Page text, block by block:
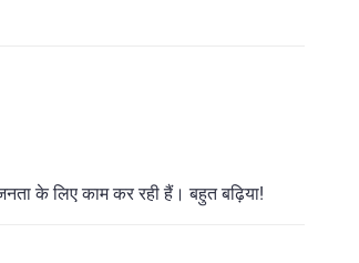
के लिए काम कर रही हैं। बहुत बढ़िया!